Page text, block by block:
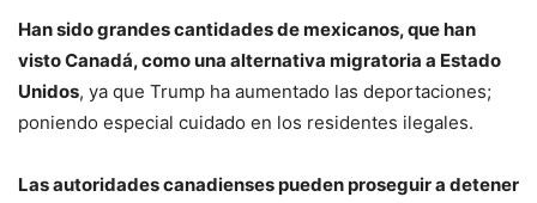
Han sido grandes cantidades de mexicanos, que han
visto Canadá, como una alternativa migratoria a Estado
Unidos, ya que Trump ha aumentado las deportaciones;
poniendo especial cuidado en los residentes ilegales.
Las autoridades canadienses pueden proseguir a detener